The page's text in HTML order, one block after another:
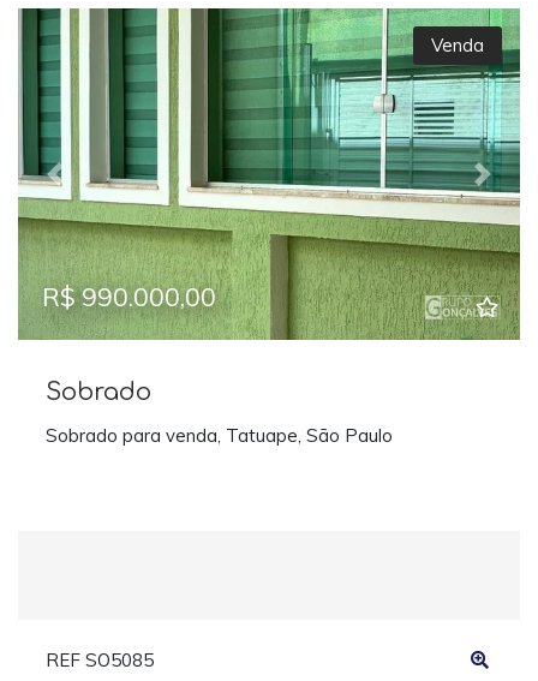
Previous Next
Venda
R$ 990.000,00
Sobrado
Sobrado para venda, Tatuape, São Paulo
REF SO5085